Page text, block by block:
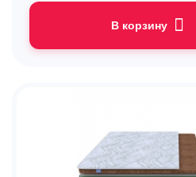
В корзину